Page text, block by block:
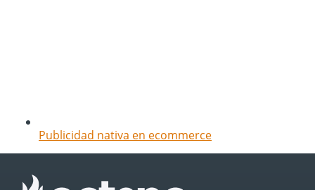
Publicidad nativa en ecommerce